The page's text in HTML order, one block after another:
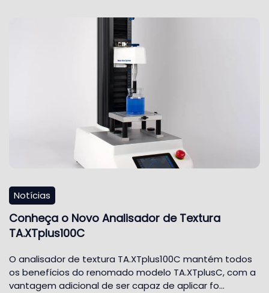
Notícias
Conheça o Novo Analisador de Textura
TA.XTplus100C
O analisador de textura TA.XTplus100C mantém todos
os benefícios do renomado modelo TA.XTplusC, com a
vantagem adicional de ser capaz de aplicar fo…